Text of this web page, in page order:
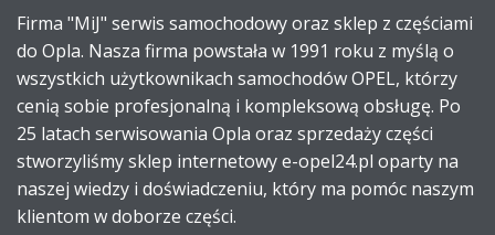
Firma "MiJ" serwis samochodowy oraz sklep z częściami
do Opla. Nasza firma powstała w 1991 roku z myślą o
wszystkich użytkownikach samochodów OPEL, którzy
cenią sobie profesjonalną i kompleksową obsługę. Po
25 latach serwisowania Opla oraz sprzedaży części
stworzyliśmy sklep internetowy e-opel24.pl oparty na
naszej wiedzy i doświadczeniu, który ma pomóc naszym
klientom w doborze części.